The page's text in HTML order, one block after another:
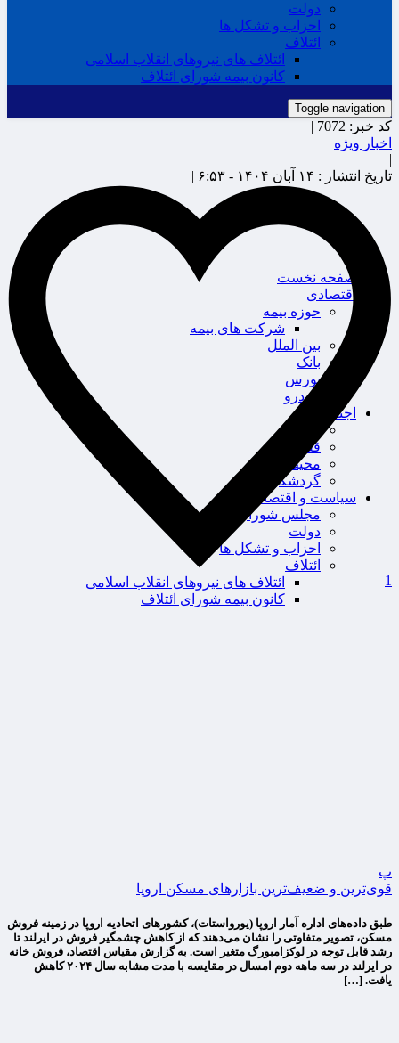
دولت
احزاب و تشکل ها
ائتلاف
ائتلاف های نیروهای انقلاب اسلامی
کانون بیمه شورای ائتلاف
Toggle navigation
صفحه نخست
اقتصادی
حوزه بیمه
شرکت های بیمه
بین الملل
بانک
بورس
خودرو
اجتماعی
سلامت
قضایی
محیط زیست
گردشگری
سیاست و اقتصاد
مجلس شورای اسلامی
دولت
احزاب و تشکل ها
ائتلاف
ائتلاف های نیروهای انقلاب اسلامی
کانون بیمه شورای ائتلاف
کد خبر: 7072 |
اخبار ویژه
|
تاریخ انتشار : ۱۴ آبان ۱۴۰۴ - ۶:۵۳ |
1
پ
قوی‌ترین و ضعیف‌ترین بازارهای مسکن اروپا
طبق داده‌های اداره آمار اروپا (یورواستات)، کشورهای اتحادیه اروپا در زمینه فروش
مسکن، تصویر متفاوتی را نشان می‌دهند که از کاهش چشمگیر فروش در ایرلند تا
رشد قابل توجه در لوکزامبورگ متغیر است. به گزارش مقیاس اقتصاد، فروش خانه
در ایرلند در سه‌ ماهه دوم امسال در مقایسه با مدت مشابه سال ۲۰۲۴ کاهش
یافت. […]